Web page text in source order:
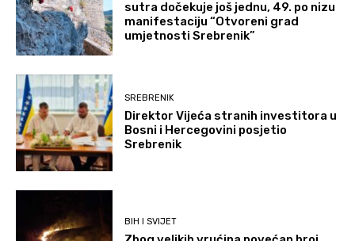
sutra dočekuje još jednu, 49. po nizu
manifestaciju “Otvoreni grad
umjetnosti Srebrenik”
SREBRENIK
Direktor Vijeća stranih investitora u
Bosni i Hercegovini posjetio
Srebrenik
BIH I SVIJET